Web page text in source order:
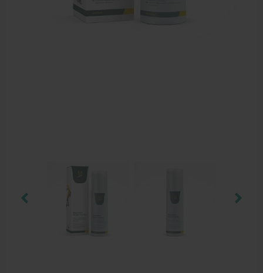
Pedicure artikelen